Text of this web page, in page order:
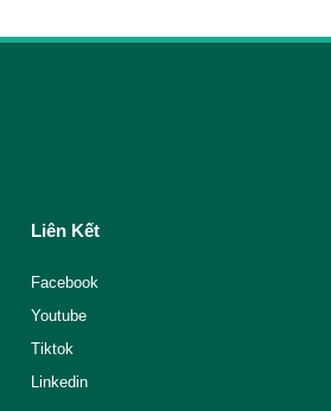
Liên Kết
Facebook
Youtube
Tiktok
Linkedin